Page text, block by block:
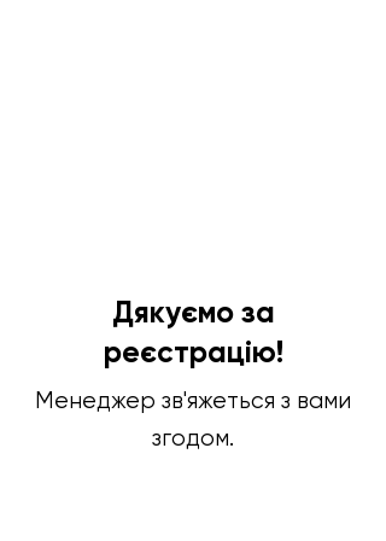
Дякуємо за
реєстрацію!
Менеджер зв'яжеться з вами
згодом.